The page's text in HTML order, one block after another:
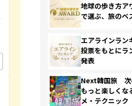
地球の歩き方
で選ぶ、旅のベ
エアラインラ
投票をもとにラ
発表
Next韓国旅 次
もっと楽しくな
メ・テクニック